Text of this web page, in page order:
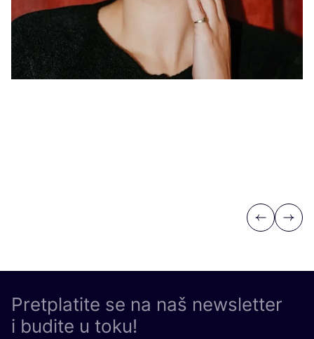
Previous
Next
Pretplatite se na naš newsletter
i budite u toku!